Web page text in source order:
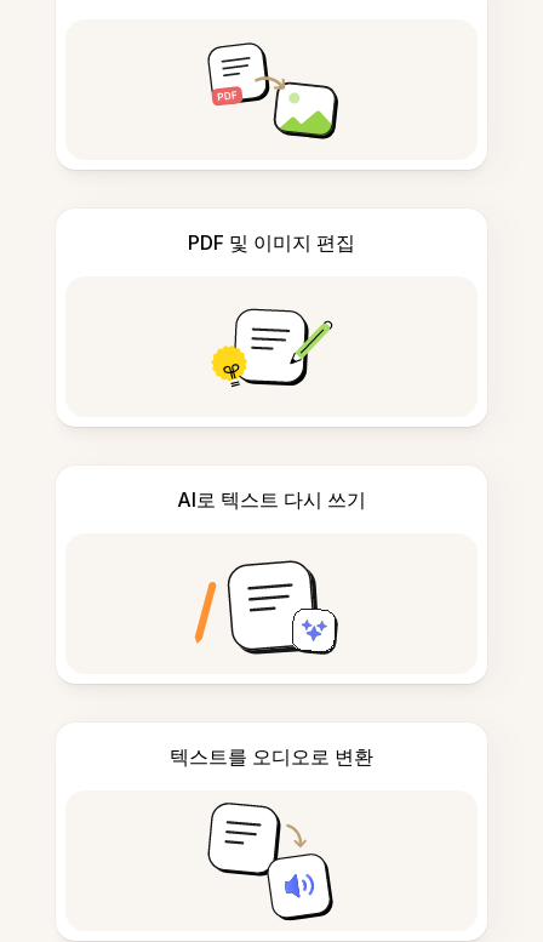
PDF 및 이미지 편집
AI로 텍스트 다시 쓰기
텍스트를 오디오로 변환